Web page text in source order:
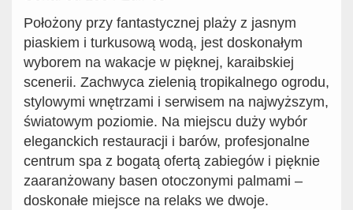
Położony przy fantastycznej plaży z jasnym
piaskiem i turkusową wodą, jest doskonałym
wyborem na wakacje w pięknej, karaibskiej
scenerii. Zachwyca zielenią tropikalnego ogrodu,
stylowymi wnętrzami i serwisem na najwyższym,
światowym poziomie. Na miejscu duży wybór
eleganckich restauracji i barów, profesjonalne
centrum spa z bogatą ofertą zabiegów i pięknie
zaaranżowany basen otoczonymi palmami –
doskonałe miejsce na relaks we dwoje.